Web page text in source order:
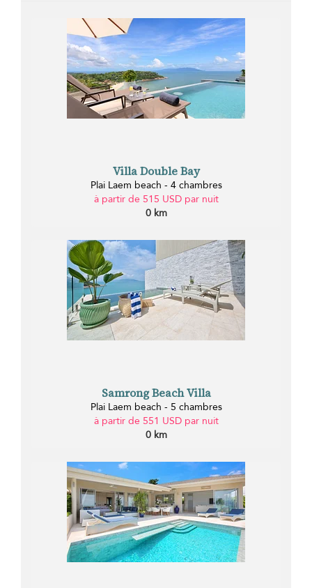
Villa Double Bay
Plai Laem beach - 4 chambres
à partir de 515 USD par nuit
0 km
Samrong Beach Villa
Plai Laem beach - 5 chambres
à partir de 551 USD par nuit
0 km